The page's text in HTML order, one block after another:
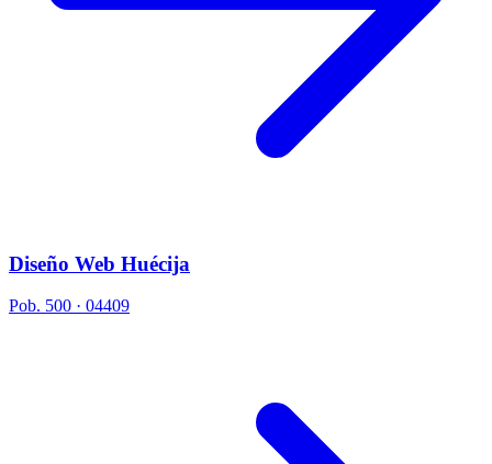
Diseño Web Huécija
Pob. 500 · 04409